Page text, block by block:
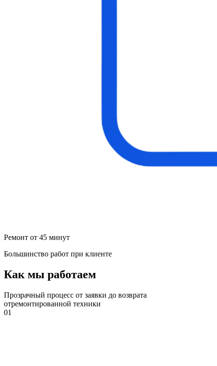
Ремонт от 45 минут
Большинство работ при клиенте
Как мы работаем
Прозрачный процесс от заявки до возврата
отремонтированной техники
01